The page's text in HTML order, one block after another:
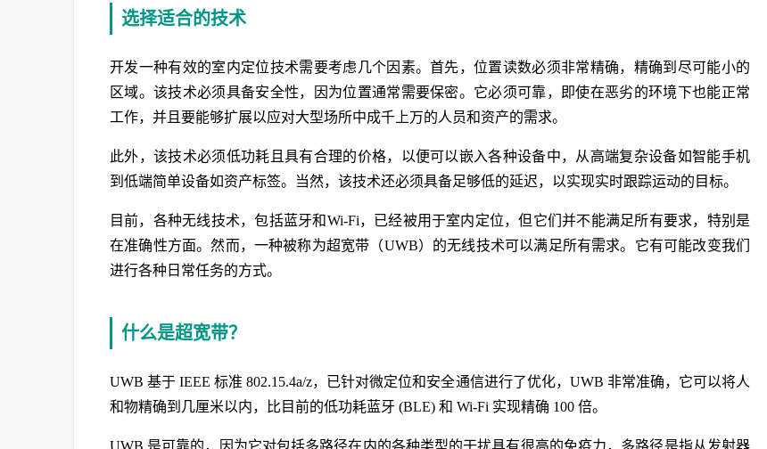
选择适合的技术
开发一种有效的室内定位技术需要考虑几个因素。首先，位置读数必须非常精确，精确到尽可能小的
区域。该技术必须具备安全性，因为位置通常需要保密。它必须可靠，即使在恶劣的环境下也能正常
工作，并且要能够扩展以应对大型场所中成千上万的人员和资产的需求。
此外，该技术必须低功耗且具有合理的价格，以便可以嵌入各种设备中，从高端复杂设备如智能手机
到低端简单设备如资产标签。当然，该技术还必须具备足够低的延迟，以实现实时跟踪运动的目标。
目前，各种无线技术，包括蓝牙和Wi-Fi，已经被用于室内定位，但它们并不能满足所有要求，特别是
在准确性方面。然而，一种被称为超宽带（UWB）的无线技术可以满足所有需求。它有可能改变我们
进行各种日常任务的方式。
什么是超宽带？
UWB 基于 IEEE 标准 802.15.4a/z，已针对微定位和安全通信进行了优化，UWB 非常准确，它可以将人
和物精确到几厘米以内，比目前的低功耗蓝牙 (BLE) 和 Wi-Fi 实现精确 100 倍。